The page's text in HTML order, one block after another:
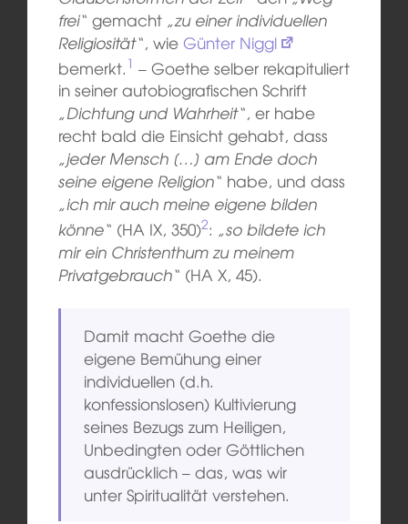
frei“ gemacht „zu einer individuellen
Religiosität“, wie Günter Niggl
bemerkt. 1 – Goethe selber rekapituliert
in seiner autobiografischen Schrift
„Dichtung und Wahrheit“, er habe
recht bald die Einsicht gehabt, dass
„jeder Mensch […] am Ende doch
seine eigene Religion“ habe, und dass
„ich mir auch meine eigene bilden
könne“ (HA IX, 350)2: „so bildete ich
mir ein Christenthum zu meinem
Privatgebrauch“ (HA X, 45).
Damit macht Goethe die
eigene Bemühung einer
individuellen (d.h.
konfessionslosen) Kultivierung
seines Bezugs zum Heiligen,
Unbedingten oder Göttlichen
ausdrücklich – das, was wir
unter Spiritualität verstehen.